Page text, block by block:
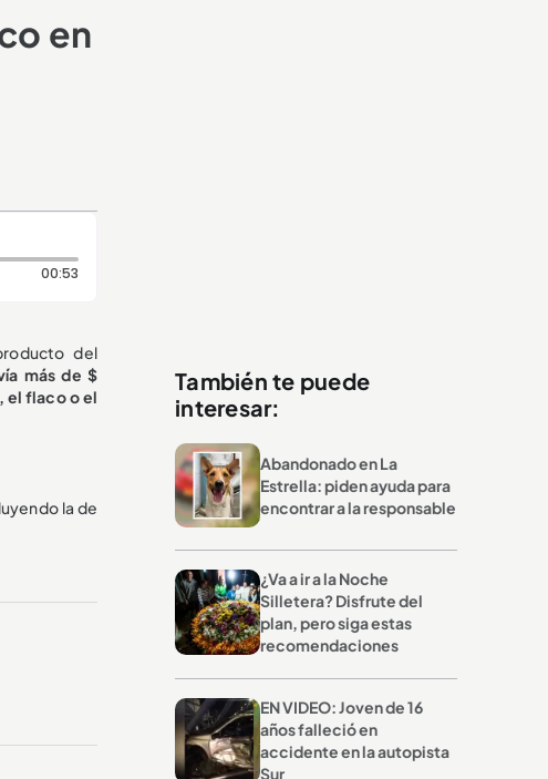
en
00:53Duración: 53 segundos
del
más de $
el flaco o el
la de
También te puede
interesar:
Abandonado en La
Estrella: piden ayuda para
encontrar a la responsable
¿Va a ir a la Noche
Silletera? Disfrute del
plan, pero siga estas
recomendaciones
EN VIDEO: Joven de 16
años falleció en
accidente en la autopista
Sur